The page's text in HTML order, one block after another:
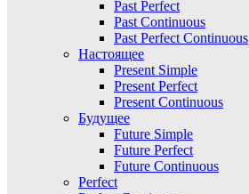
Past Perfect
Past Continuous
Past Perfect Continuous
Настоящее
Present Simple
Present Perfect
Present Continuous
Будущее
Future Simple
Future Perfect
Future Continuous
Perfect